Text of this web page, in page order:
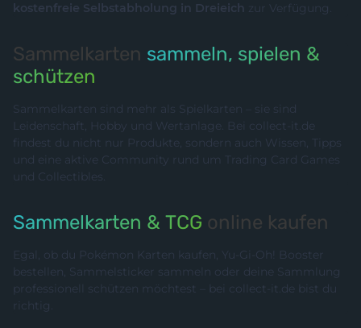
kostenfreie Selbstabholung in Dreieich zur Verfügung.
Sammelkarten sammeln, spielen &
schützen
Sammelkarten sind mehr als Spielkarten – sie sind
Leidenschaft, Hobby und Wertanlage. Bei collect-it.de
findest du nicht nur Produkte, sondern auch Wissen, Tipps
und eine aktive Community rund um Trading Card Games
und Collectibles.
Sammelkarten & TCG online kaufen
Egal, ob du Pokémon Karten kaufen, Yu-Gi-Oh! Booster
bestellen, Sammelsticker sammeln oder deine Sammlung
professionell schützen möchtest – bei collect-it.de bist du
richtig.